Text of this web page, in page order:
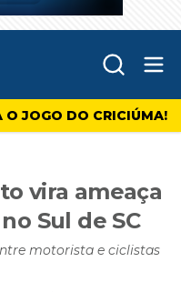
O JOGO DO CRICIÚMA!
vira ameaça
Sul de SC
motorista e ciclistas